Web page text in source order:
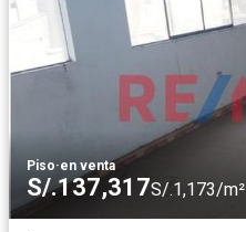
Piso·en venta
S/.137,317S/.1,173/m²